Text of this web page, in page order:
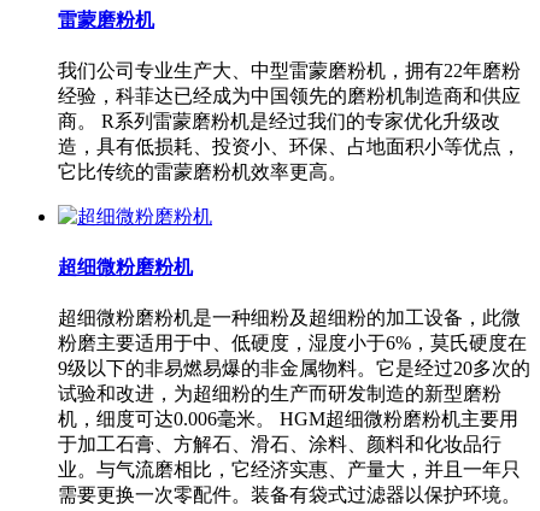
雷蒙磨粉机
我们公司专业生产大、中型雷蒙磨粉机，拥有22年磨粉
经验，科菲达已经成为中国领先的磨粉机制造商和供应
商。 R系列雷蒙磨粉机是经过我们的专家优化升级改
造，具有低损耗、投资小、环保、占地面积小等优点，
它比传统的雷蒙磨粉机效率更高。
超细微粉磨粉机
超细微粉磨粉机是一种细粉及超细粉的加工设备，此微
粉磨主要适用于中、低硬度，湿度小于6%，莫氏硬度在
9级以下的非易燃易爆的非金属物料。它是经过20多次的
试验和改进，为超细粉的生产而研发制造的新型磨粉
机，细度可达0.006毫米。 HGM超细微粉磨粉机主要用
于加工石膏、方解石、滑石、涂料、颜料和化妆品行
业。与气流磨相比，它经济实惠、产量大，并且一年只
需要更换一次零配件。装备有袋式过滤器以保护环境。